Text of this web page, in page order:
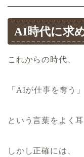
AI時代に求
これからの時代、
「AIが仕事を奪う」
という言葉をよく耳
しかし正確には、